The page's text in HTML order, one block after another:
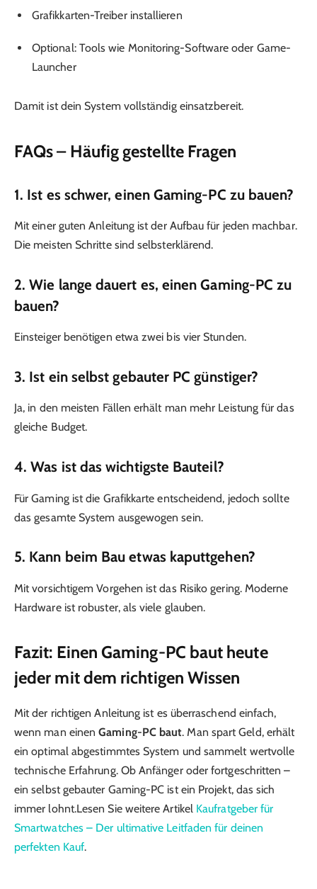
Grafikkarten-Treiber installieren
Optional: Tools wie Monitoring-Software oder Game-
Launcher
Damit ist dein System vollständig einsatzbereit.
FAQs – Häufig gestellte Fragen
1. Ist es schwer, einen Gaming-PC zu bauen?
Mit einer guten Anleitung ist der Aufbau für jeden machbar.
Die meisten Schritte sind selbsterklärend.
2. Wie lange dauert es, einen Gaming-PC zu
bauen?
Einsteiger benötigen etwa zwei bis vier Stunden.
3. Ist ein selbst gebauter PC günstiger?
Ja, in den meisten Fällen erhält man mehr Leistung für das
gleiche Budget.
4. Was ist das wichtigste Bauteil?
Für Gaming ist die Grafikkarte entscheidend, jedoch sollte
das gesamte System ausgewogen sein.
5. Kann beim Bau etwas kaputtgehen?
Mit vorsichtigem Vorgehen ist das Risiko gering. Moderne
Hardware ist robuster, als viele glauben.
Fazit: Einen Gaming-PC baut heute
jeder mit dem richtigen Wissen
Mit der richtigen Anleitung ist es überraschend einfach,
wenn man einenGaming-PC baut. Man spart Geld, erhält
ein optimal abgestimmtes System und sammelt wertvolle
technische Erfahrung. Ob Anfänger oder fortgeschritten –
ein selbst gebauter Gaming-PC ist ein Projekt, das sich
immer lohnt.Lesen Sie weitere ArtikelKaufratgeber für
Smartwatches – Der ultimative Leitfaden für deinen
perfekten Kauf.